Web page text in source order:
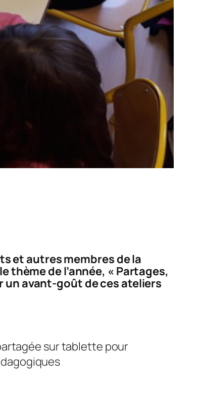
et autres membres de la
de l’année, « Partages,
un avant-goût de ces ateliers
sur tablette pour